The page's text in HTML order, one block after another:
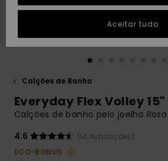
conversa para
obteres a
resposta mais
conversa
Encontra
respostas
para as
PRESENTE
DESEJO
Calções de Banho
Everyday Flex Volley 15"
Calções de banho pelo joelho
4.6
(14 Avaliações)
ECO-BONUS
Aceitar tudo